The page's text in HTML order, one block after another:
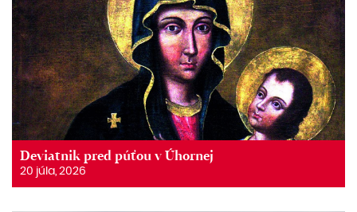
Deviatnik pred púťou v Úhornej
20 júla, 2026